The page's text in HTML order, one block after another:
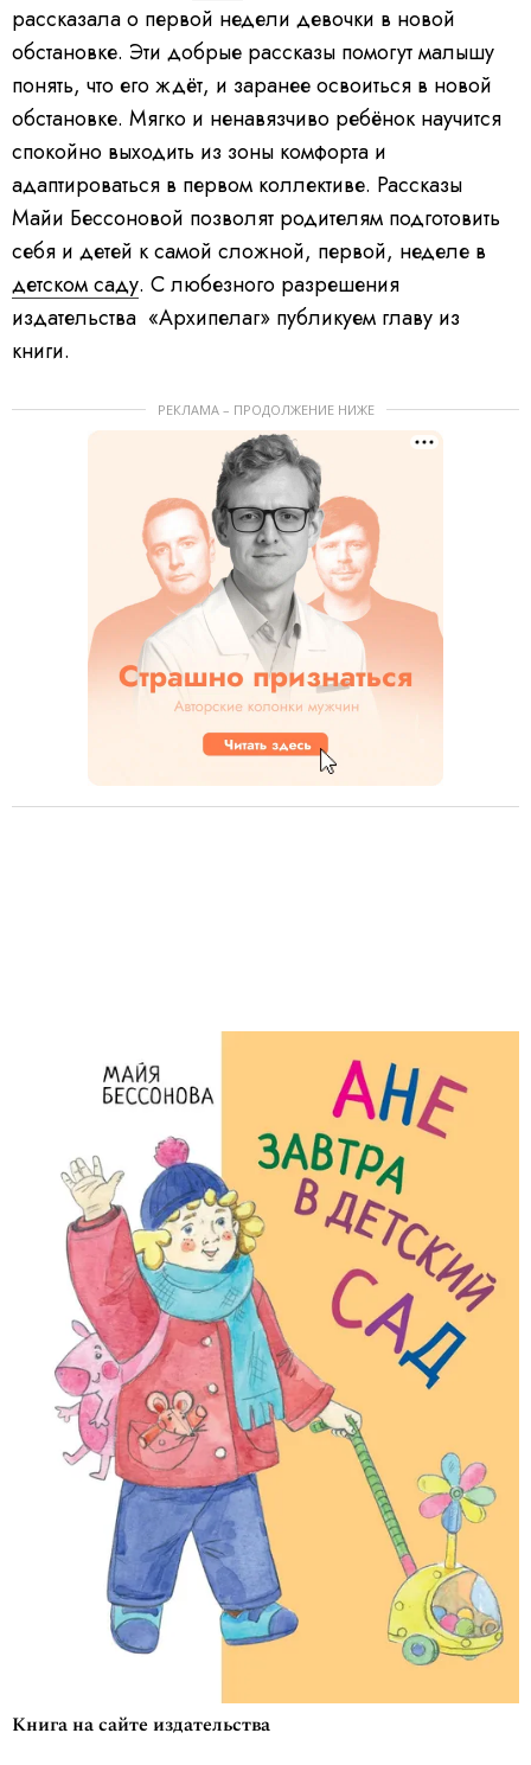
рассказала о первой недели девочки в новой
обстановке. Эти добрые рассказы помогут малышу
понять, что его ждёт, и заранее освоиться в новой
обстановке. Мягко и ненавязчиво ребёнок научится
спокойно выходить из зоны комфорта и
адаптироваться в первом коллективе. Рассказы
Майи Бессоновой позволят родителям подготовить
себя и детей к самой сложной, первой, неделе в
детском саду. С любезного разрешения
издательства «Архипелаг» публикуем главу из
книги.
РЕКЛАМА – ПРОДОЛЖЕНИЕ НИЖЕ
Книга на сайте издательства